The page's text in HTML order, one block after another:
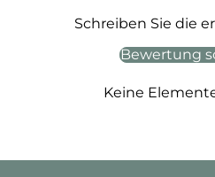
Schreiben Sie die
Bewertung
Keine